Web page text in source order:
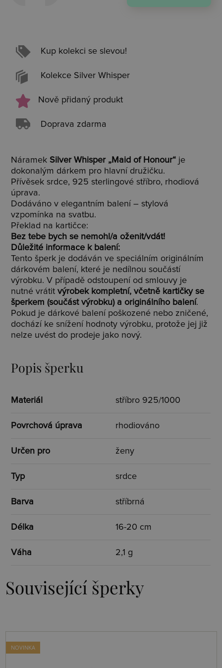
Kup kolekci se slevou!
Kolekce Silver Whisper
Nově přidaný produkt
Doprava zdarma
NáramekSilver Whisper „Maid of Honour“ je
dokonalým dárkem pro hlavní družičku.
Přívěsek srdce, 925 sterlingové stříbro, rhodiová
úprava.
Dodáváno v elegantním balení – stylová
vzpomínka na svatbu.
Překlad na kartičce:
Bez tebe bych se nemohl/a oženit/vdát!
Důležité informace k balení:
Tento šperk je dodáván ve speciálním originálním
dárkovém balení, které je nedílnou součástí
výrobku. V případě odstoupení od smlouvy je
nutné vrátitvýrobek kompletní, včetně kartičky se
šperkem (součást výrobku) a originálního balení.
Pokud je dárkové balení poškozené nebo zničené,
dochází ke snížení hodnoty výrobku, protože jej již
nelze uvést do prodeje jako nový.
Popis šperku
Materiál stříbro 925/1000
Povrchová úprava rhodiováno
Určen pro ženy
Typ srdce
Barva stříbrná
Délka 16-20 cm
Váha 2,1 g
Související šperky
NOVINKA